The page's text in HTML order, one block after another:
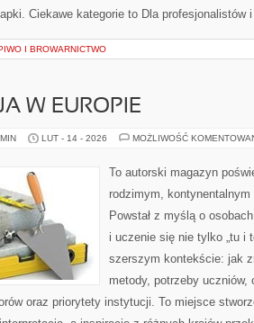
Ciekawe kategorie to Dla
I BROWARNICTWO
W EUROPIE
LUT - 14 - 2026 MOŻLIWOŚĆ
To autorski magazyn
rodzimym,
Powstał z myślą o
i uczenie się nie tylko „tu i
szerszym kontekście: jak
metody, potrzeby uczniów,
oraz priorytety instytucji. To miejsce